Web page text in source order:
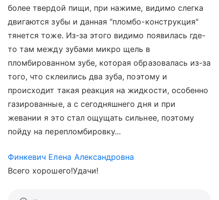
более твердой пищи, при нажиме, видимо слегка
двигаются зубы и данная "пломбо-конструкция"
тянется тоже. Из-за этого видимо появилась где-
то там между зубами микро щель в
пломбированном зубе, которая образовалась из-за
того, что склеились два зуба, поэтому и
происходит такая реакция на жидкости, особенно
газированные, а с сегодняшнего дня и при
жевании я это стал ощущать сильнее, поэтому
пойду на перепломбировку...
Финкевич Елена Александровна
Всего хорошего!Удачи!